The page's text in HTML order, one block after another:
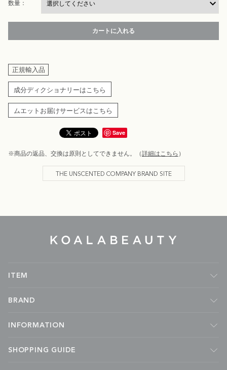
数量：
カートに入れる
正規輸入品
成分ディクショナリーはこちら
ムエットお届けサービスはこちら
Save
※商品の返品、交換は原則としてできません。（詳細はこちら ）
THE UNSCENTED COMPANY BRAND SITE
ITEM
フレグランス
キャンドル
フェイスケア
BRAND
Malie Organics
kai
INFORMATION
ABOUT
SHOPPING GUIDE